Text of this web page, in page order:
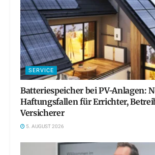
SERVICE
Batteriespeicher bei PV-Anlagen:
Haftungsfallen für Errichter,
Versicherer
5. AUGUST 2026